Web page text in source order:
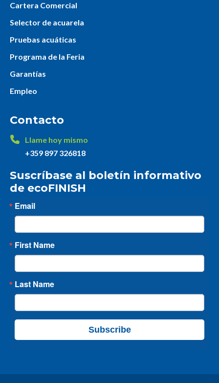
Cartera Comercial
Selector de acuarela
Pruebas acuáticas
Programa de la Feria
Garantías
Empleo
Contacto
Llame hoy mismo
+359 897 326818
Suscríbase al boletín informativo
de ecoFINISH
Email
First Name
Last Name
Subscribe